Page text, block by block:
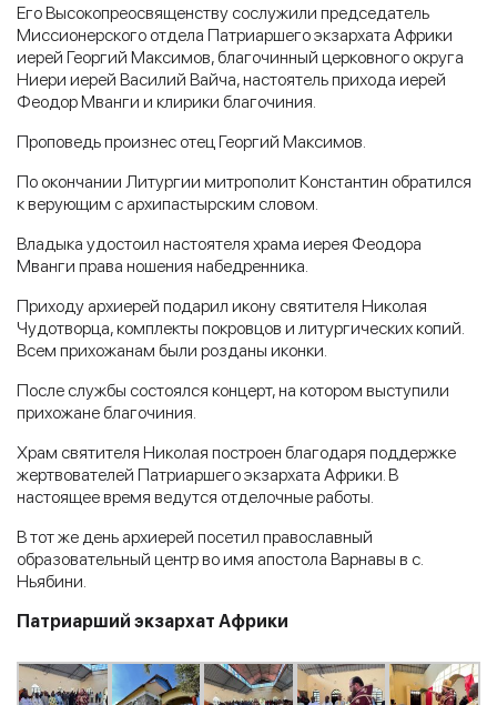
Его Высокопреосвященству сослужили председатель
Миссионерского отдела Патриаршего экзархата Африки
иерей Георгий Максимов, благочинный церковного округа
Ниери иерей Василий Вайча, настоятель прихода иерей
Феодор Мванги и клирики благочиния.
Проповедь произнес отец Георгий Максимов.
По окончании Литургии митрополит Константин обратился
к верующим с архипастырским словом.
Владыка удостоил настоятеля храма иерея Феодора
Мванги права ношения набедренника.
Приходу архиерей подарил икону святителя Николая
Чудотворца, комплекты покровцов и литургических копий.
Всем прихожанам были розданы иконки.
После службы состоялся концерт, на котором выступили
прихожане благочиния.
Храм святителя Николая построен благодаря поддержке
жертвователей Патриаршего экзархата Африки. В
настоящее время ведутся отделочные работы.
В тот же день архиерей посетил православный
образовательный центр во имя апостола Варнавы в с.
Ньябини.
Патриарший экзархат Африки